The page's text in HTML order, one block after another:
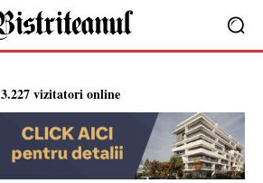
3.227 vizitatori online